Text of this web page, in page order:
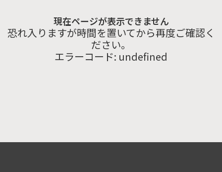
現在ページが表示できません
恐れ入りますが時間を置いてから再度ご確認く
ださい。
エラーコード: undefined